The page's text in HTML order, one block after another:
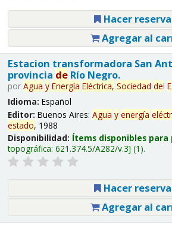
Hacer reserva
Agregar al
Estacion transformadora San
provincia deRío Negro.
por Agua y Energía Eléctrica, Sociedad del
Idioma: Español
Editor: Buenos Aires: Agua y energía
estado, 1988
Disponibilidad: Ítems disponibles para
topográfica: 621.374.5/A282/v.3 (1).
Hacer reserva
Agregar al